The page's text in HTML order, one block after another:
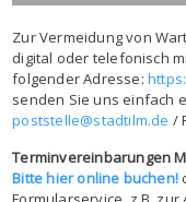
Zur Vermeidung von
digital oder telefonisch
folgender Adresse:
senden Sie uns einfach
poststelle@stadtilm.de /
Terminvereinbarungen
Bitte hier online buchen!